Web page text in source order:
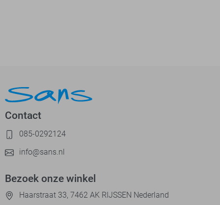
Contact
085-0292124
info@sans.nl
Bezoek onze winkel
Haarstraat 33, 7462 AK RIJSSEN Nederland